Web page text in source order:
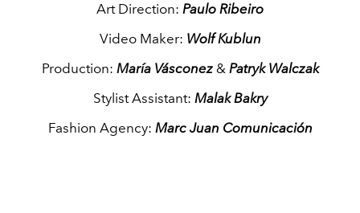
Art Direction: Paulo Ribeiro
Video Maker: Wolf Kublun
Production: María Vásconez& Patryk Walczak
Stylist Assistant: Malak Bakry
Fashion Agency: Marc Juan Comunicación